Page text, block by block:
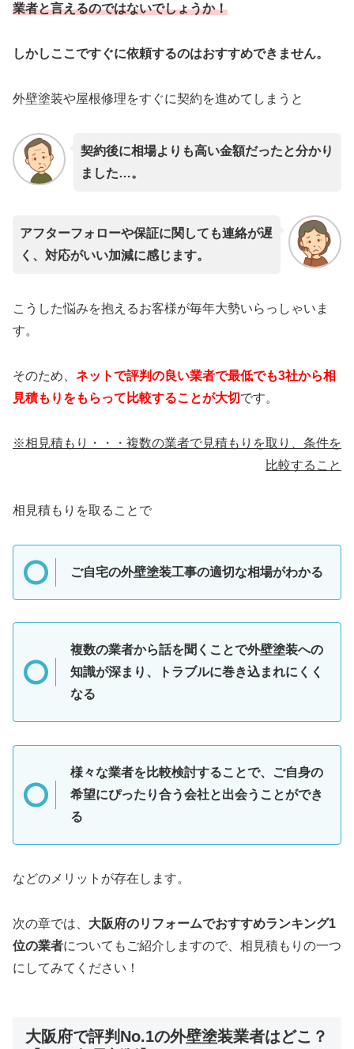
業者と言えるのではないでしょうか！
しかしここですぐに依頼するのはおすすめできません。
外壁塗装や屋根修理をすぐに契約を進めてしまうと
契約後に相場よりも高い金額だったと分かり
ました…。
アフターフォローや保証に関しても連絡が遅
く、対応がいい加減に感じます。
こうした悩みを抱えるお客様が毎年大勢いらっしゃいま
す。
そのため、 ネットで評判の良い業者で最低でも3社から相
見積もりをもらって比較することが大切です。
※相見積もり・・・複数の業者で見積もりを取り、条件を
比較すること
相見積もりを取ることで
ご自宅の外壁塗装工事の適切な相場がわかる
複数の業者から話を聞くことで外壁塗装への
知識が深まり、トラブルに巻き込まれにくく
なる
様々な業者を比較検討することで、ご自身の
希望にぴったり合う会社と出会うことができ
る
などのメリットが存在します。
次の章では、 大阪府のリフォームでおすすめランキング1
位の業者についてもご紹介しますので、相見積もりの一つ
にしてみてください！
大阪府で評判No.1の外壁塗装業者はどこ？